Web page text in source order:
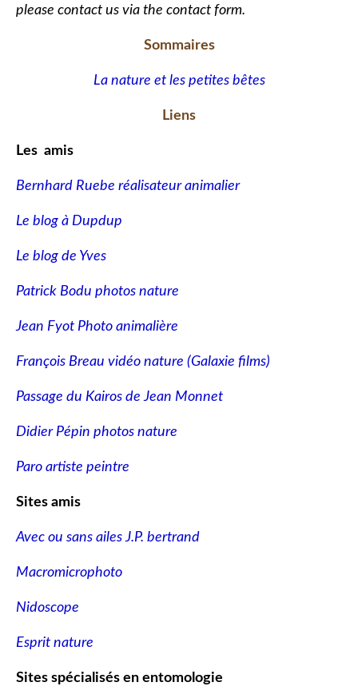
please contact us via the contact form.
Sommaires
La nature et les petites bêtes
Liens
Les amis
Bernhard Ruebe réalisateur animalier
Le blog à Dupdup
Le blog de Yves
Patrick Bodu photos nature
Jean Fyot Photo animalière
François Breau vidéo nature (Galaxie films)
Passage du Kairos de Jean Monnet
Didier Pépin photos nature
Paro artiste peintre
Sites amis
Avec ou sans ailes J.P. bertrand
Macromicrophoto
Nidoscope
Esprit nature
Sites spécialisés en entomologie